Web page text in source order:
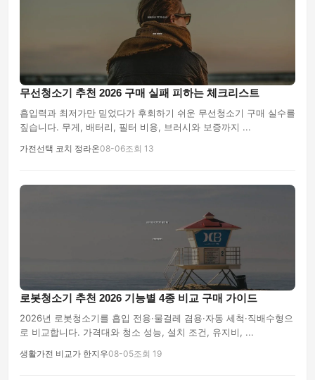
무선청소기 추천 2026 구매 실패 피하는 체크리스트
흡입력과 최저가만 믿었다가 후회하기 쉬운 무선청소기 구매 실수를
짚습니다. 무게, 배터리, 필터 비용, 브러시와 보증까지 ...
가전선택 코치 정라온08-06조회 13
로봇청소기 추천 2026 기능별 4종 비교 구매 가이드
2026년 로봇청소기를 흡입 전용·물걸레 겸용·자동 세척·직배수형으
로 비교합니다. 가격대와 청소 성능, 설치 조건, 유지비, ...
생활가전 비교가 한지우08-05조회 19